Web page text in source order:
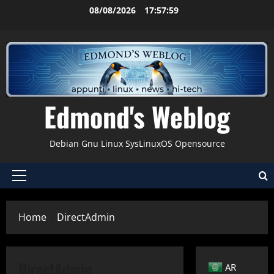
08/08/2026 17:57:59
Edmond's Weblog
Debian Gnu Linux SysLinuxOS Opensource
Menu
Home DirectAdmin
AR